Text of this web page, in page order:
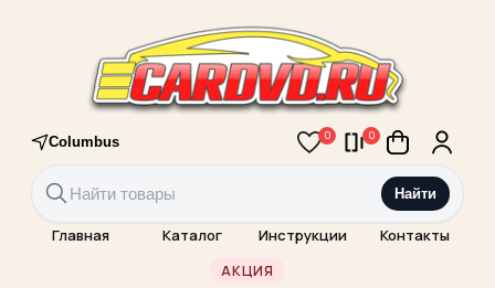
Columbus 0 0
Найти
Главная Каталог Инструкции Контакты
АКЦИЯ